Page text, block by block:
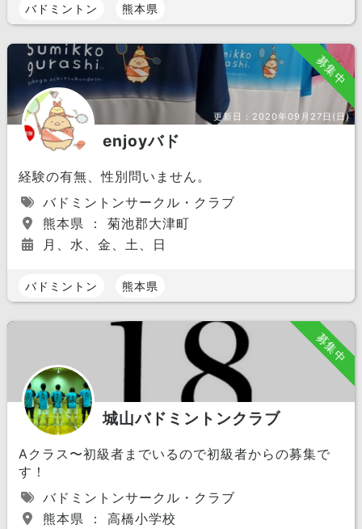
バドミントン 熊本県
募集中
更新日： 2020年09月27日(日)
enjoyバド
経験の有無、性別問いません。
バドミントンサークル・クラブ
熊本県 ： 菊池郡大津町
月、水、金、土、日
バドミントン 熊本県
募集中
城山バドミントンクラブ
Aクラス〜初級者までいるので初級者からの募集で
す！
バドミントンサークル・クラブ
熊本県 ： 高橋小学校